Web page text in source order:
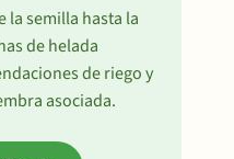
la semilla hasta la
de helada
de riego y
asociada.